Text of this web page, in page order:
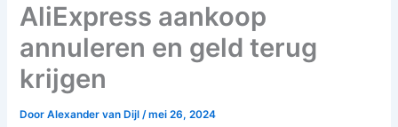
AliExpress aankoop
annuleren en geld terug
krijgen
DoorAlexander van Dijl/mei 26, 2024